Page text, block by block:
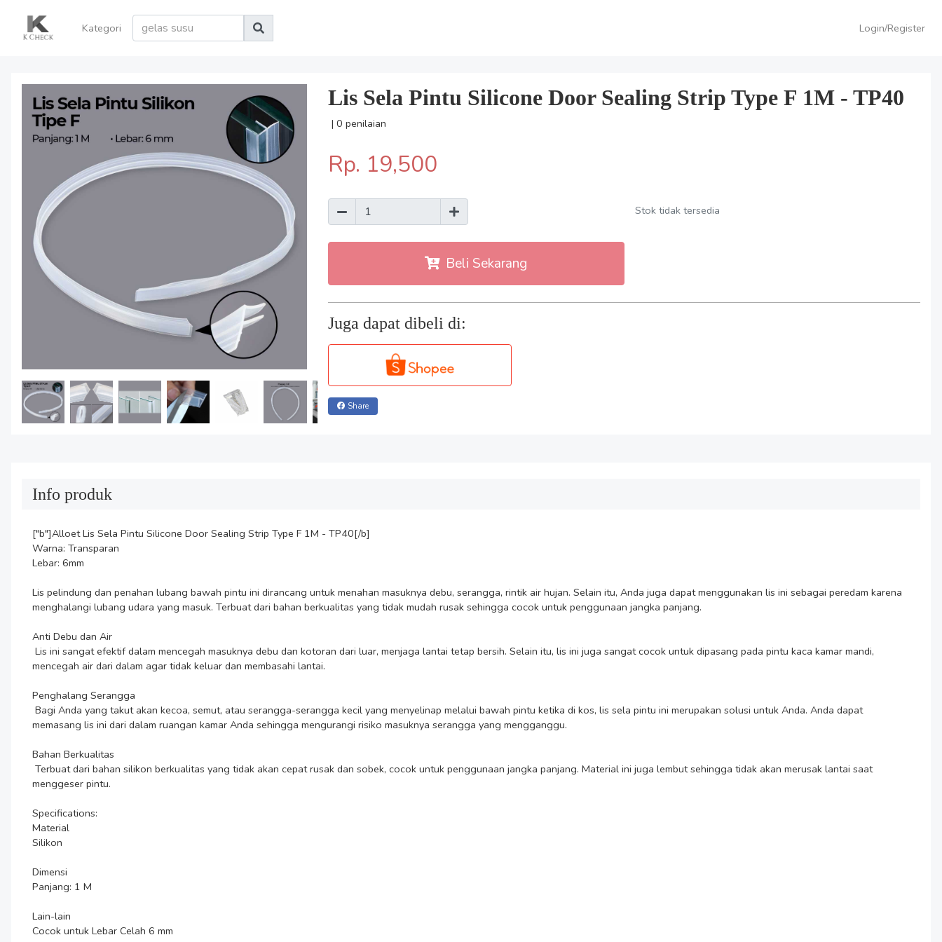
Kategori Login/Register
Lis Sela Pintu Silicone Door Sealing Strip Type F 1M - TP40
| 0 penilaian
Rp. 19,500
Stok tidak tersedia
Beli Sekarang
Juga dapat dibeli di:
Share
Info produk
["b"]Alloet Lis Sela Pintu Silicone Door Sealing Strip Type F 1M - TP40[/b]
Warna: Transparan
Lebar: 6mm
Lis pelindung dan penahan lubang bawah pintu ini dirancang untuk menahan masuknya debu, serangga, rintik air hujan. Selain itu, Anda juga dapat menggunakan lis ini sebagai peredam karena
menghalangi lubang udara yang masuk. Terbuat dari bahan berkualitas yang tidak mudah rusak sehingga cocok untuk penggunaan jangka panjang.
Anti Debu dan Air
mencegah air dari dalam agar tidak keluar dan membasahi lantai.
Penghalang Serangga
memasang lis ini dari dalam ruangan kamar Anda sehingga mengurangi risiko masuknya serangga yang mengganggu.
Bahan Berkualitas
menggeser pintu.
Specifications:
Material
Silikon
Dimensi
Panjang: 1 M
Lain-lain
Cocok untuk Lebar Celah 6 mm